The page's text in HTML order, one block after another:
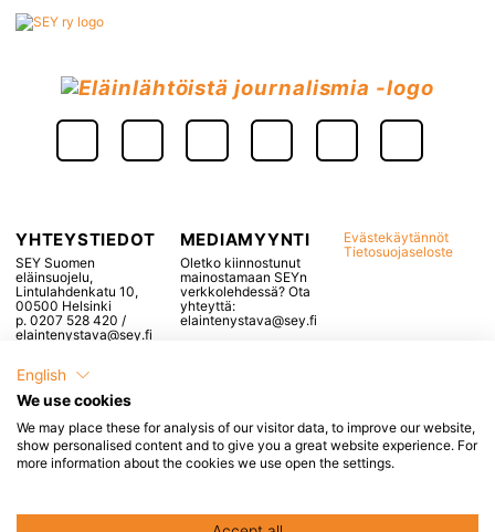
YHTEYSTIEDOT
SEY Suomen
eläinsuojelu,
Lintulahdenkatu 10,
00500 Helsinki
p. 0207 528 420 /
elaintenystava@sey.fi
MEDIAMYYNTI
Oletko kiinnostunut
mainostamaan SEYn
verkkolehdessä? Ota
yhteyttä:
elaintenystava@sey.fi
Evästekäytännöt
Tietosuojaseloste
Popup otsikko, voidaan
Tähän tulee popupin sisältö, esimerkiksi
English
We use cookies
We may place these for analysis of our visitor data, to improve our website,
show personalised content and to give you a great website experience. For
more information about the cookies we use open the settings.